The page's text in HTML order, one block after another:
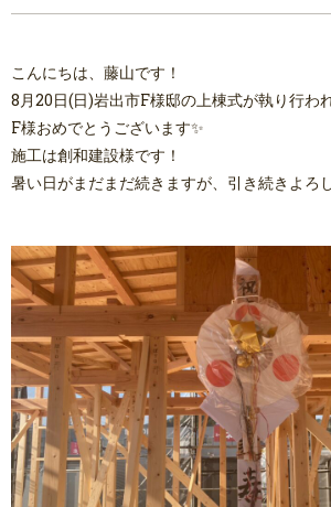
こんにちは、藤山です！
8月20日(日)岩出市F様邸の上棟式が執り行わ
F様おめでとうございます✨
施工は創和建設様です！
暑い日がまだまだ続きますが、引き続きよろ